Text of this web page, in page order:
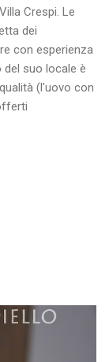
Crespi. Le
dei
con esperienza
suo locale è
(l'uovo con